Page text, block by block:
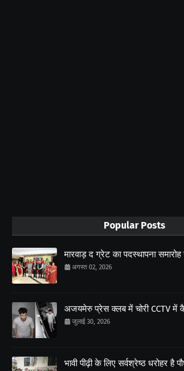
Popular Posts
मारवाड़ द ग्रेट का पदस्थापना
अगस्त 02, 2026
अजयमेरु प्रेस क्लब में चोरी CCTV में
जुलाई 30, 2026
भावी पीढ़ी के लिए सर्वश्रेष्ठ धरोहर है